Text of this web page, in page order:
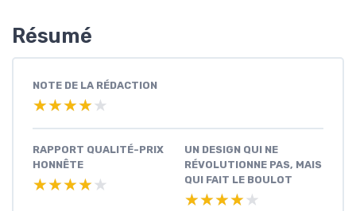
Résumé
NOTE DE LA RÉDACTION
★★★★★
★★★★★
RAPPORT QUALITÉ-PRIX
HONNÊTE
★★★★★
★★★★★
UN DESIGN QUI NE
RÉVOLUTIONNE PAS, MAIS
QUI FAIT LE BOULOT
★★★★★
★★★★★